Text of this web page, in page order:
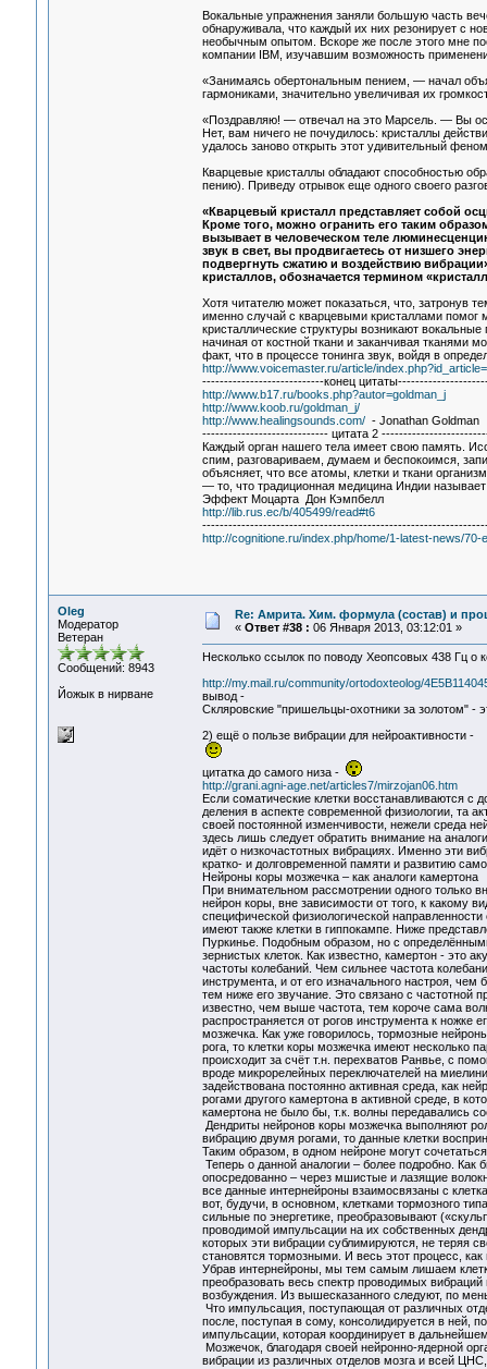
Вокальные упражнения заняли большую часть
обнаруживала, что каждый их них резонирует с
необычным опытом. Вскоре же после этого мне
компании IBM, изучавшим возможность
«Занимаясь обертональным пением, — начал
гармониками, значительно увеличивая их
«Поздравляю! — отвечал на это Марсель. — Вы
Нет, вам ничего не почудилось: кристаллы
удалось заново открыть этот удивительный
Кварцевые кристаллы обладают способностью
пению). Приведу отрывок еще одного своего
«Кварцевый кристалл представляет собой
Кроме того, можно огранить его таким
вызывает в человеческом теле
звук в свет, вы продвигаетесь от низшего
подвергнуть сжатию и воздействию
кристаллов, обозначается термином
Хотя читателю может показаться, что, затронув
именно случай с кварцевыми кристаллами помог
кристаллические структуры возникают
начиная от костной ткани и заканчивая тканями
факт, что в процессе тонинга звук, войдя в
http://www.voicemaster.ru/article/
----------------------------конец
http://www.b17.ru/books.php?autor=goldman_j
http://www.koob.ru/goldman_j/
http://www.healingsounds.com/- Jonathan Goldman
----------------------------- цитата 2
Каждый орган нашего тела имеет свою память.
спим, разговариваем, думаем и беспокоимся,
объясняет, что все атомы, клетки и ткани
— то, что традиционная медицина Индии
Эффект Моцарта Дон Кэмпбелл
http://lib.rus.ec/b/405499/read#t6
http://cognitione.ru/index.php/home/1-latest-news/70-
Oleg
Модератор
Ветеран
Сообщений: 8943
Йожык в нирване
Re: Амрита. Хим. формула (состав) и
« Ответ #38 : 06 Января 2013, 03:12:01 »
Несколько ссылок по поводу Хеопсовых 438 Гц о
http://my.mail.ru/community/ortodoxteolog/
вывод -
Скляровские "пришельцы-охотники за золотом" -
2) ещё о пользе вибрации для нейроактивности -
цитатка до самого низа -
http://grani.agni-age.net/articles7/mirzojan06.htm
Если соматические клетки восстанавливаются с
деления в аспекте современной физиологии, та
своей постоянной изменчивости, нежели среда
здесь лишь следует обратить внимание на
идёт о низкочастотных вибрациях. Именно эти
кратко- и долговременной памяти и развитию
Нейроны коры мозжечка – как аналоги камертона
При внимательном рассмотрении одного только
нейрон коры, вне зависимости от того, к какому
специфической физиологической
имеют также клетки в гиппокампе. Ниже
Пуркинье. Подобным образом, но с
зернистых клеток. Как известно, камертон - это
частоты колебаний. Чем сильнее частота
инструмента, и от его изначального настроя,
тем ниже его звучание. Это связано с
известно, чем выше частота, тем короче сама
распространяется от рогов инструмента к ножке
мозжечка. Как уже говорилось, тормозные
рога, то клетки коры мозжечка имеют несколько
происходит за счёт т.н. перехватов Ранвье, с
вроде микрорелейных переключателей на
задействована постоянно активная среда, как
рогами другого камертона в активной среде, в
камертона не было бы, т.к. волны передавались
Дендриты нейронов коры мозжечка выполняют
вибрацию двумя рогами, то данные клетки
Таким образом, в одном нейроне могут
Теперь о данной аналогии – более подробно.
опосредованно – через мшистые и лазящие
все данные интернейроны взаимосвязаны с
вот, будучи, в основном, клетками тормозного
сильные по энергетике, преобразовывают
проводимой импульсации на их собственных
которых эти вибрации сублимируются, не теряя
становятся тормозными. И весь этот процесс,
Убрав интернейроны, мы тем самым лишаем
преобразовать весь спектр проводимых
возбуждения. Из вышесказанного следуют, по
Что импульсация, поступающая от различных
после, поступая в сому, консолидируется в ней,
импульсации, которая координирует в
Мозжечок, благодаря своей нейронно-ядерной
вибрации из различных отделов мозга и всей